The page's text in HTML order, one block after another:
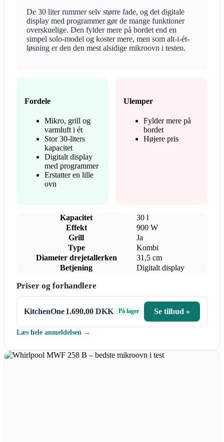
De 30 liter rummer selv større fade, og det digitale
display med programmer gør de mange funktioner
overskuelige. Den fylder mere på bordet end en
simpel solo-model og koster mere, men som alt-i-ét-
løsning er den den mest alsidige mikroovn i testen.
Fordele
Mikro, grill og
varmluft i ét
Stor 30-liters
kapacitet
Digitalt display
med programmer
Erstatter en lille
ovn
Ulemper
Fylder mere på
bordet
Højere pris
Kapacitet
30 l
Effekt
900 W
Grill
Ja
Type
Kombi
Diameter drejetallerken
31,5 cm
Betjening
Digitalt display
Priser og forhandlere
KitchenOne1.690,00 DKK På lager Se tilbud »
Læs hele anmeldelsen →